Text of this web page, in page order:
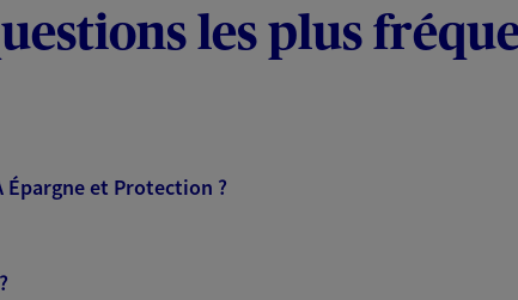
les plus
Épargne et Protection ?